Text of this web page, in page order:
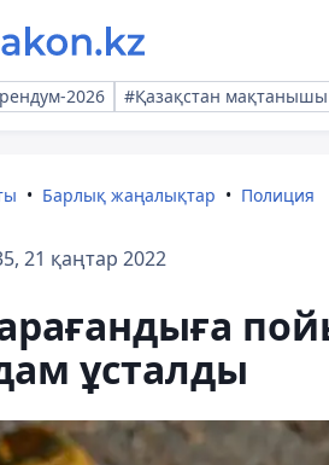
2026 #Қазақстан мақтанышы
Барлық жаңалықтар Полиция
21 қаңтар 2022
ұсталды